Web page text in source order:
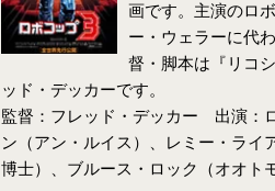
画です。主演のロ
ー・ウェラーに代
督・脚本は『リコ
ッド・デッカーです。
監督：フレッド・デッカー 出演：
ン（アン・ルイス）、レミー・ライ
博士）、ブルース・ロック（オオト